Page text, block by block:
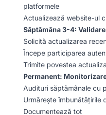
platformele
Actualizează website-ul
Săptămâna 3-4:
Solicită actualizarea
Începe participarea
Trimite povestea
Permanent:
Audituri săptămânale cu
Urmărește îmbunătățirile
Documentează tot